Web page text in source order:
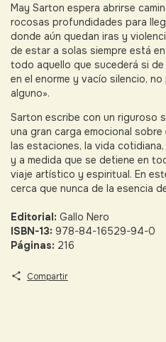
May Sarton espera abrirse
rocosas profundidades para
donde aún quedan iras y
de estar a solas siempre está
todo aquello que sucederá si
en el enorme y vacío silencio,
alguno».
Sarton escribe con un riguroso
una gran carga emocional
las estaciones, la vida
y a medida que se detiene en
viaje artístico y espiritual. En
cerca que nunca de la esencia
Editorial: Gallo Nero
ISBN-13: 978-84-16529-94-0
Páginas: 216
Compartir